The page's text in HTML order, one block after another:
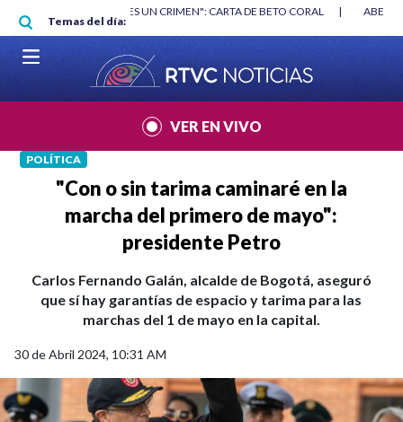
Pasar al contenido principal
Temas del día:
"HABLAR NO ES UN CRIMEN": CARTA DE BETO CORAL |
VER EN VIVO
POLÍTICA
"Con o sin tarima caminaré en la
marcha del primero de mayo":
presidente Petro
Carlos Fernando Galán, alcalde de Bogotá, aseguró
que sí hay garantías de espacio y tarima para las
marchas del 1 de mayo en la capital.
30 de Abril 2024, 10:31 AM